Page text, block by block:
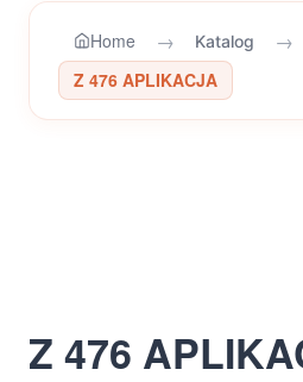
Home → Katalog →
Z 476 APLIKACJA
Z 476